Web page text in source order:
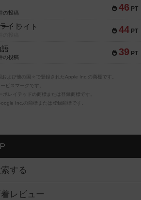
46 PT
の投稿
44 PT
・ライト
39 PT
の投稿
よび他の国々で登録されたApple Inc.の商標です。
ビスマークです。
レイテッドの商標または登録商標です。
Inc.の商標または登録商標です。
する
レビュー